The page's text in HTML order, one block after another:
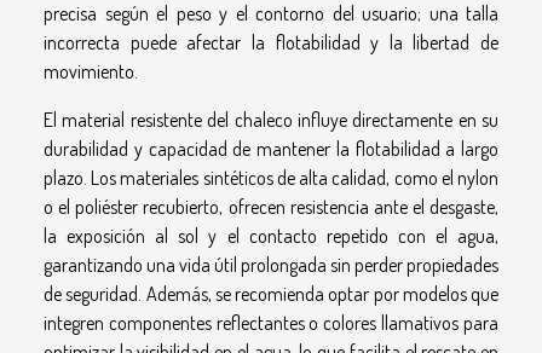
precisa según el peso y el contorno del usuario; una talla
incorrecta puede afectar la flotabilidad y la libertad de
movimiento.
El material resistente del chaleco influye directamente en su
durabilidad y capacidad de mantener la flotabilidad a largo
plazo. Los materiales sintéticos de alta calidad, como el nylon
o el poliéster recubierto, ofrecen resistencia ante el desgaste,
la exposición al sol y el contacto repetido con el agua,
garantizando una vida útil prolongada sin perder propiedades
de seguridad. Además, se recomienda optar por modelos que
integren componentes reflectantes o colores llamativos para